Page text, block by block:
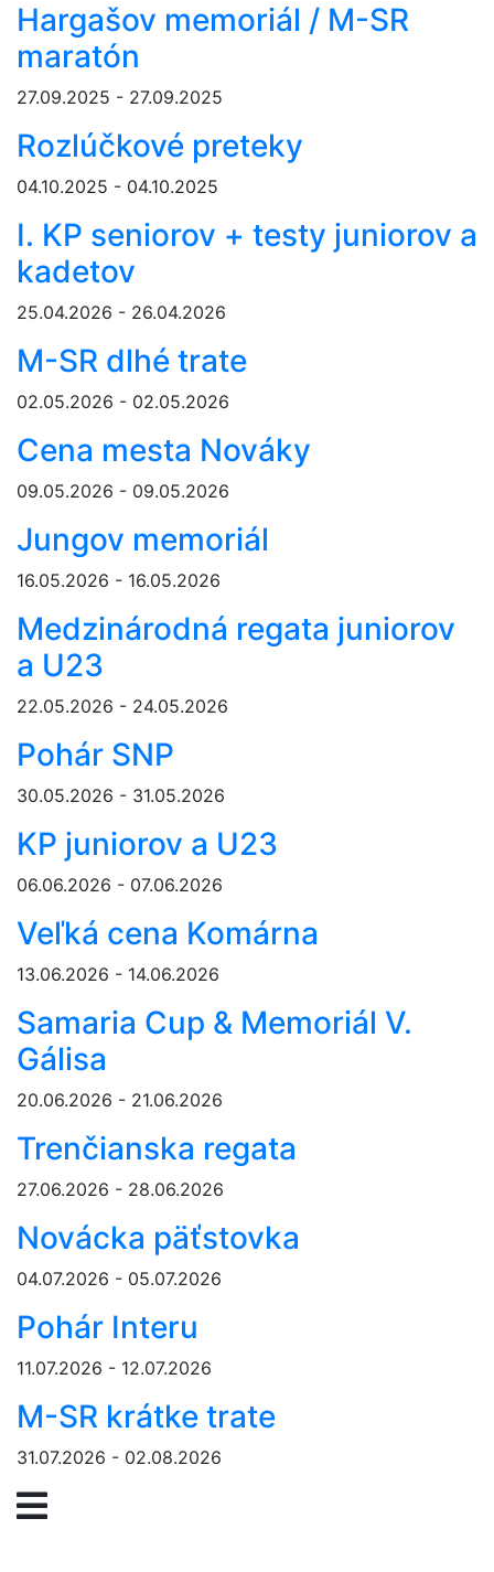
Hargašov memoriál / M-SR
maratón
27.09.2025 - 27.09.2025
Rozlúčkové preteky
04.10.2025 - 04.10.2025
I. KP seniorov + testy juniorov a
kadetov
25.04.2026 - 26.04.2026
M-SR dlhé trate
02.05.2026 - 02.05.2026
Cena mesta Nováky
09.05.2026 - 09.05.2026
Jungov memoriál
16.05.2026 - 16.05.2026
Medzinárodná regata juniorov
a U23
22.05.2026 - 24.05.2026
Pohár SNP
30.05.2026 - 31.05.2026
KP juniorov a U23
06.06.2026 - 07.06.2026
Veľká cena Komárna
13.06.2026 - 14.06.2026
Samaria Cup & Memoriál V.
Gálisa
20.06.2026 - 21.06.2026
Trenčianska regata
27.06.2026 - 28.06.2026
Novácka päťstovka
04.07.2026 - 05.07.2026
Pohár Interu
11.07.2026 - 12.07.2026
M-SR krátke trate
31.07.2026 - 02.08.2026